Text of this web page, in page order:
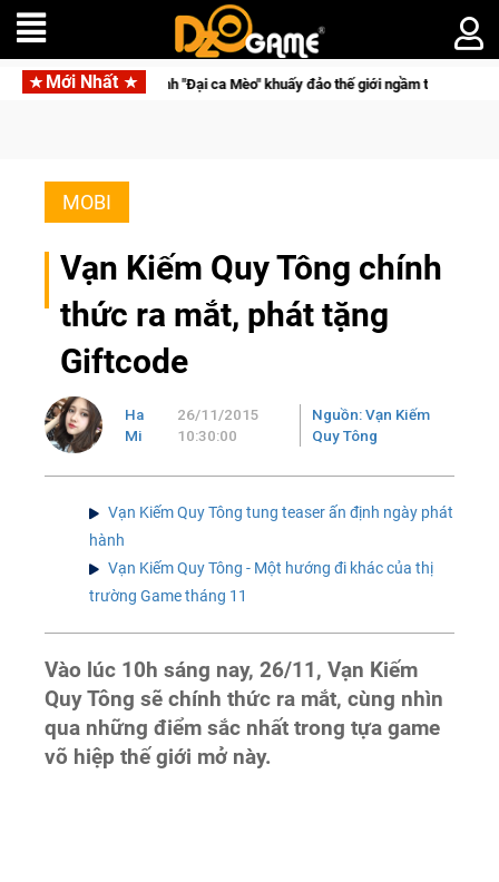
Mới Nhất
thành "Đại ca Mèo" khuấy đảo thế giới ngầm trong Cat Mafia
MOBI
Vạn Kiếm Quy Tông chính
thức ra mắt, phát tặng
Giftcode
Ha
Mi
26/11/2015
10:30:00
Nguồn: Vạn Kiếm
Quy Tông
Vạn Kiếm Quy Tông tung teaser ấn định ngày phát
hành
Vạn Kiếm Quy Tông - Một hướng đi khác của thị
trường Game tháng 11
Vào lúc 10h sáng nay, 26/11, Vạn Kiếm
Quy Tông sẽ chính thức ra mắt, cùng nhìn
qua những điểm sắc nhất trong tựa game
võ hiệp thế giới mở này.